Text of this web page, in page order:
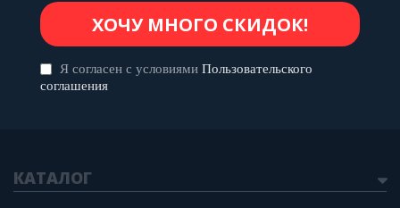
Я согласен с условиями Пользовательского
соглашения
КАТАЛОГ